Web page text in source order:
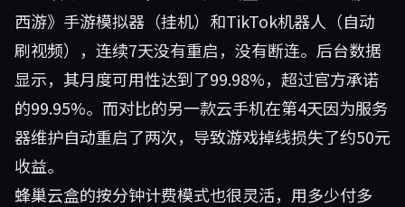
西游》手游模拟器（挂机）和TikTok机器人（自动
刷视频），连续7天没有重启，没有断连。后台数据
显示，其月度可用性达到了99.98%，超过官方承诺
的99.95%。而对比的另一款云手机在第4天因为服务
器维护自动重启了两次，导致游戏掉线损失了约50元
收益。
蜂巢云盒的按分钟计费模式也很灵活，用多少付多